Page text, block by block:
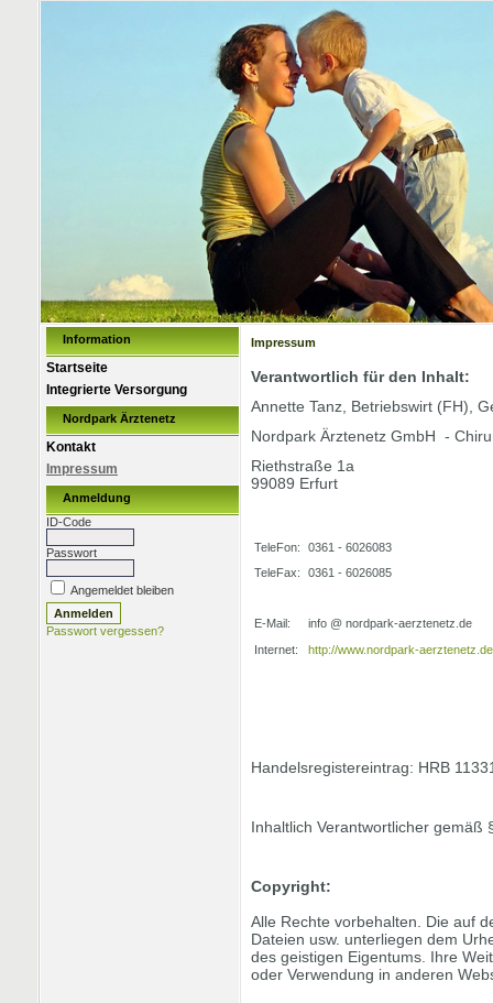
Information
Startseite
Integrierte Versorgung
Nordpark Ärztenetz
Kontakt
Impressum
Anmeldung
ID-Code
Passwort
Angemeldet bleiben
Passwort vergessen?
Impressum
Verantwortlich für den Inhalt:
Annette Tanz, Betriebswirt (FH),
Nordpark Ärztenetz GmbH -
Riethstraße 1a
99089 Erfurt
TeleFon:
0361 - 6026083
TeleFax:
0361 - 6026085
E-Mail:
info @ nordpark-aerztenetz.de
Internet:
http://www.nordpark-aerztenetz.de
Handelsregistereintrag: HRB
Inhaltlich Verantwortlicher gemäß
Copyright:
Alle Rechte vorbehalten. Die auf
Dateien usw. unterliegen dem
des geistigen Eigentums. Ihre
oder Verwendung in anderen